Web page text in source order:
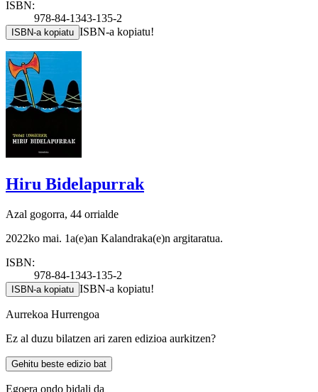
ISBN:
978-84-1343-135-2
ISBN-a kopiatu ISBN-a kopiatu!
Hiru Bidelapurrak
Azal gogorra, 44 orrialde
2022ko mai. 1a(e)an Kalandraka(e)n argitaratua.
ISBN:
978-84-1343-135-2
ISBN-a kopiatu ISBN-a kopiatu!
Aurrekoa Hurrengoa
Ez al duzu bilatzen ari zaren edizioa aurkitzen?
Gehitu beste edizio bat
Egoera ondo bidali da